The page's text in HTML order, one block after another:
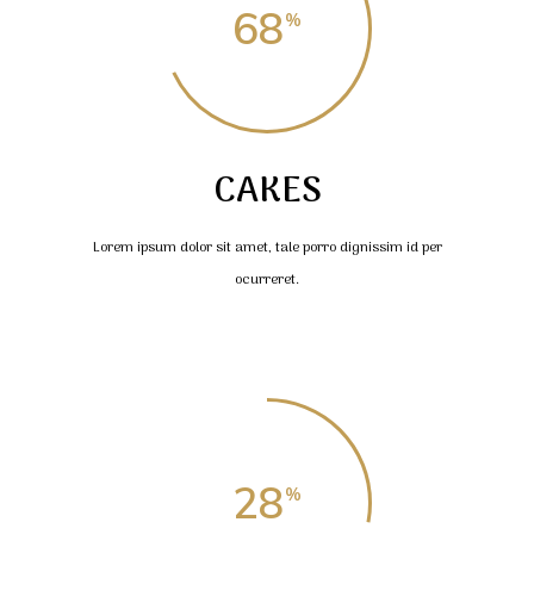
68
CAKES
Lorem ipsum dolor sit amet, tale porro dignissim id per
ocurreret.
28